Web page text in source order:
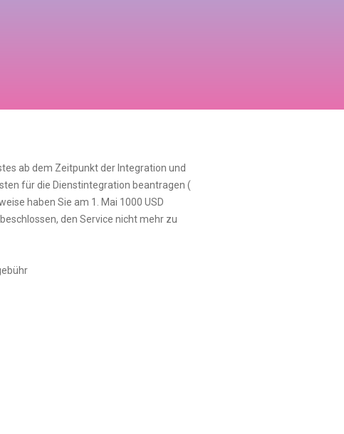
ab dem Zeitpunkt der Integration und
für die Dienstintegration beantragen (
haben Sie am 1. Mai 1000 USD
den Service nicht mehr zu